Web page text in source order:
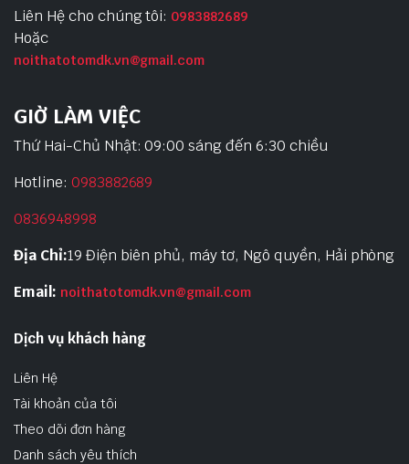
Liên Hệ cho chúng tôi: 0983882689
Hoặc
noithatotomdk.vn@gmail.com
GIỜ LÀM VIỆC
Thứ Hai-Chủ Nhật: 09:00 sáng đến 6:30 chiều
Hotline: 0983882689
0836948998
Địa Chỉ:19 Điện biên phủ, máy tơ, Ngô quyền, Hải phòng
Email: noithatotomdk.vn@gmail.com
Dịch vụ khách hàng
Liên Hệ
Tài khoản của tôi
Theo dõi đơn hàng
Danh sách yêu thích